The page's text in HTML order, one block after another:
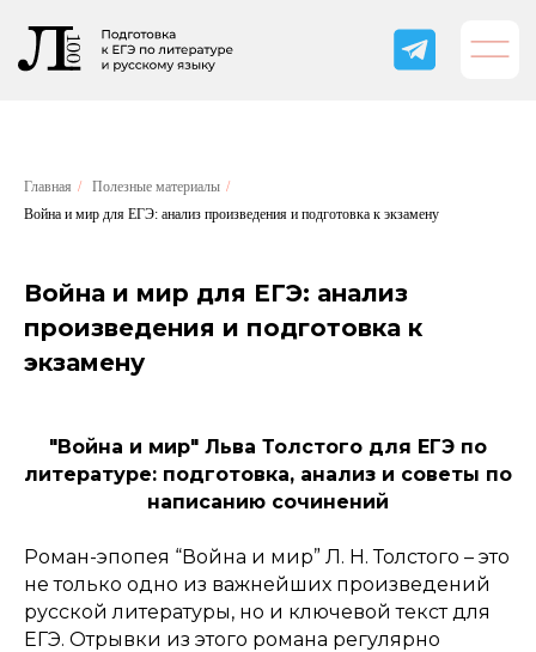
Главная / Полезные материалы /
Война и мир для ЕГЭ: анализ произведения и подготовка к экзамену
Война и мир для ЕГЭ: анализ
произведения и подготовка к
экзамену
"Война и мир" Льва Толстого для ЕГЭ по
литературе: подготовка, анализ и советы по
написанию сочинений
Роман-эпопея “Война и мир” Л. Н. Толстого – это
не только одно из важнейших произведений
русской литературы, но и ключевой текст для
ЕГЭ. Отрывки из этого романа регулярно